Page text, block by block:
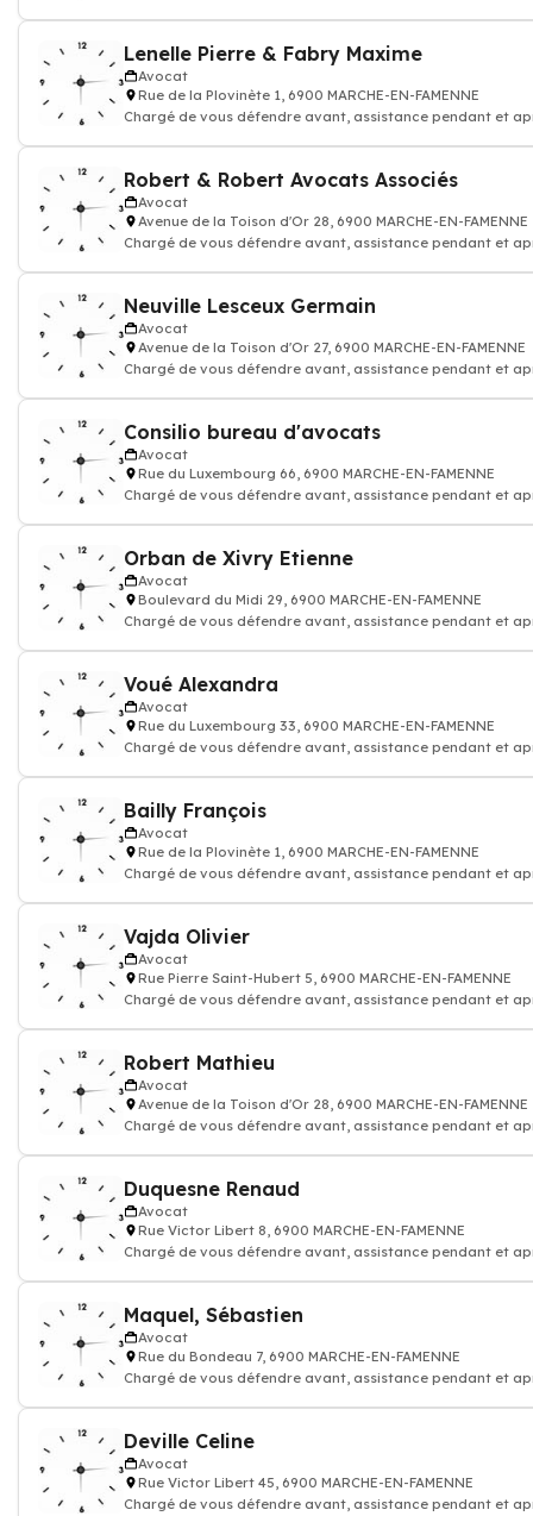
Lenelle Pierre & Fabry Maxime
Avocat
Rue de la Plovinète 1, 6900 MARCHE-EN-FAMENNE
Chargé de vous défendre avant, assistance pendant et
Robert & Robert Avocats Associés
Avocat
Avenue de la Toison d'Or 28, 6900 MARCHE-EN-FAMENNE
Chargé de vous défendre avant, assistance pendant et
Neuville Lesceux Germain
Avocat
Avenue de la Toison d'Or 27, 6900 MARCHE-EN-FAMENNE
Chargé de vous défendre avant, assistance pendant et
Consilio bureau d'avocats
Avocat
Rue du Luxembourg 66, 6900 MARCHE-EN-FAMENNE
Chargé de vous défendre avant, assistance pendant et
Orban de Xivry Etienne
Avocat
Boulevard du Midi 29, 6900 MARCHE-EN-FAMENNE
Chargé de vous défendre avant, assistance pendant et
Voué Alexandra
Avocat
Rue du Luxembourg 33, 6900 MARCHE-EN-FAMENNE
Chargé de vous défendre avant, assistance pendant et
Bailly François
Avocat
Rue de la Plovinète 1, 6900 MARCHE-EN-FAMENNE
Chargé de vous défendre avant, assistance pendant et
Vajda Olivier
Avocat
Rue Pierre Saint-Hubert 5, 6900 MARCHE-EN-FAMENNE
Chargé de vous défendre avant, assistance pendant et
Robert Mathieu
Avocat
Avenue de la Toison d'Or 28, 6900 MARCHE-EN-FAMENNE
Chargé de vous défendre avant, assistance pendant et
Duquesne Renaud
Avocat
Rue Victor Libert 8, 6900 MARCHE-EN-FAMENNE
Chargé de vous défendre avant, assistance pendant et
Maquel, Sébastien
Avocat
Rue du Bondeau 7, 6900 MARCHE-EN-FAMENNE
Chargé de vous défendre avant, assistance pendant et
Deville Celine
Avocat
Rue Victor Libert 45, 6900 MARCHE-EN-FAMENNE
Chargé de vous défendre avant, assistance pendant et